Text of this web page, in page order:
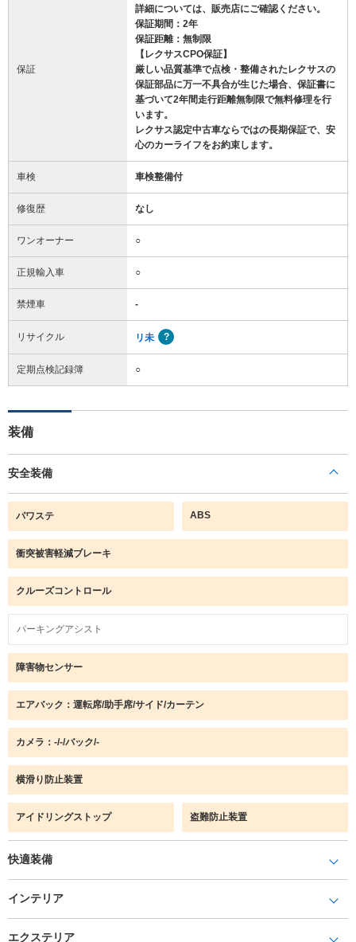
保証
詳細については、販売店にご確認ください。
保証期間：2年
保証距離：無制限
【レクサスCPO保証】
厳しい品質基準で点検・整備されたレクサスの
保証部品に万一不具合が生じた場合、保証書に
基づいて2年間走行距離無制限で無料修理を行
います。
レクサス認定中古車ならではの長期保証で、安
心のカーライフをお約束します。
車検 車検整備付
修復歴 なし
ワンオーナー ○
正規輸入車 ○
禁煙車 -
リサイクル リ未
定期点検記録簿 ○
装備
安全装備
パワステ ABS
衝突被害軽減ブレーキ
クルーズコントロール
パーキングアシスト
障害物センサー
エアバック：運転席/助手席/サイド/カーテン
カメラ：-/-/バック/-
横滑り防止装置
アイドリングストップ 盗難防止装置
快適装備
インテリア
エクステリア